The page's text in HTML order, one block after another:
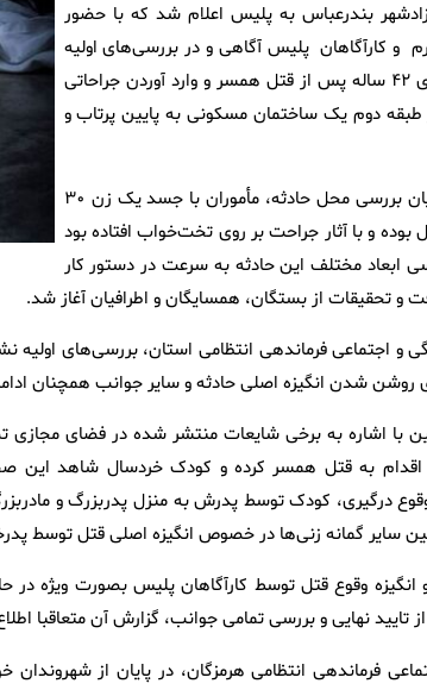
بندرعباس به پلیس اعلام شد که با حضور
و کارآگاهان پلیس آگاهی و در بررسی‌های اولیه
مشخص شد که مردی ۴۲ ساله پس از قتل همسر و وارد آوردن جراحاتی
دوم یک ساختمان مسکونی به پایین پرتاب و
وی ادامه داد: در جریان بررسی محل حادثه، مأموران با جسد یک زن ۳۰
و با آثار جراحت بر روی تخت‌خواب افتاده بود
ابعاد مختلف این حادثه به سرعت در دستور کار
و تحقیقات از بستگان، همسایگان و اطرافیان آغاز شد.
و اجتماعی فرماندهی انتظامی استان، بررسی‌های اولیه
روشن شدن انگیزه اصلی حادثه و سایر جوانب همچنان
اشاره به برخی شایعات منتشر شده در فضای مجازی
اقدام به قتل همسر کرده و کودک خردسال شاهد
درگیری، کودک توسط پدرش به منزل پدربزرگ و
سایر گمانه زنی‌ها در خصوص انگیزه اصلی قتل توسط
انگیزه وقوع قتل توسط کارآگاهان پلیس بصورت ویژه
تایید نهایی و بررسی تمامی جوانب، گزارش آن متعاقبا
فرماندهی انتظامی هرمزگان، در پایان از شهروندان